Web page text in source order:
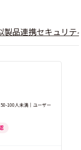
製品連携セキュリテ
100人未満｜ユーザー